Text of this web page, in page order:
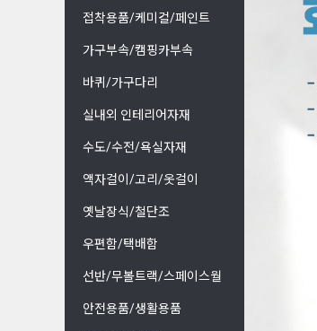
접착용품/케미컬/페인트
가구부속/캠핑카부속
바퀴/가구다리
실내외 인테리어자재
수도/수전/욕실자재
액자걸이/고리/옷걸이
옛날장식/철단조
우편함/택배함
선반/무볼트랙/스페이스월
안전용품/생활용품